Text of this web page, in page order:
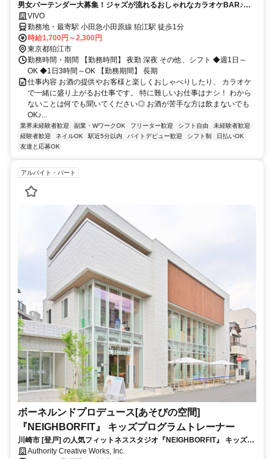
男女バーテンダー大募集！ジャズが流れるおしゃれなカラオケBAR♪私
服で勤務OK/楽しく働ける環境/良客層
VIVO
勤務地・最寄駅 小田急小田原線 狛江駅 徒歩1分
時給1,700円～2,300円
東京都狛江市
勤務時間・期間 【勤務時間】 夜勤 深夜 その他、シフト ◆週1日～
OK ◆1日3時間～OK 【勤務期間】 長期
仕事内容 お酒の提供やお客様と楽しくおしゃべりしたり、 カラオケ
で一緒に盛り上がるお仕事です。 特に難しいお仕事はナシ！ わから
ないことは何でも聞いてください◎ お酒が苦手な方は飲まないでも
OK♪...
業界未経験者歓迎 副業・WワークOK フリーター歓迎 シフト自由
未経験者歓迎
経験者歓迎
ネイルOK 駅近5分以内 バイトデビュー歓迎 シフト制
日払いOK
友達と応募OK
アルバイト・パート
ボーネルンドプロデュース[あそびの空間]
『NEIGHBORFIT』 キッズプログラムトレーナー
川崎市 [登戸] の人気フィットネススタジオ『NEIGHBORFIT』 キッズプ
ログラムのトレーナー未経験でもOK！ボーネルンドプロデュース[あそ
Authority Creative Works, Inc.